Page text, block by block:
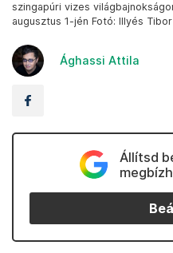
szingapúri vizes
augusztus 1-jén Fotó: Illyés
Ághassi Attila
Állítsd